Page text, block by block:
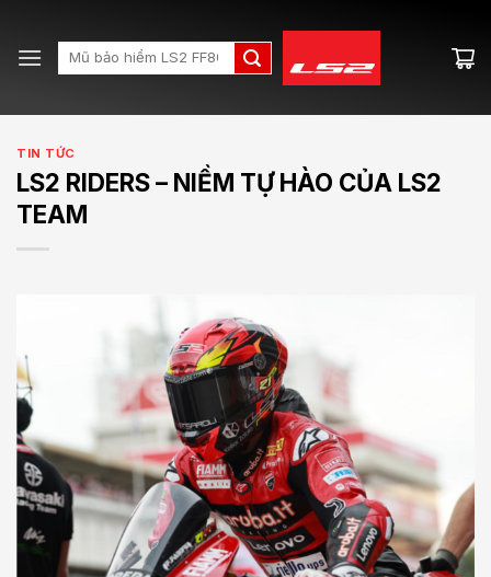
content
Search
for:
TIN TỨC
LS2 RIDERS – NIỀM TỰ HÀO CỦA LS2
TEAM